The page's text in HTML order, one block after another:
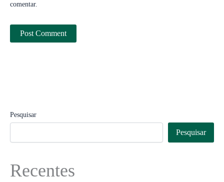
comentar.
Pesquisar
Pesquisar
Recentes